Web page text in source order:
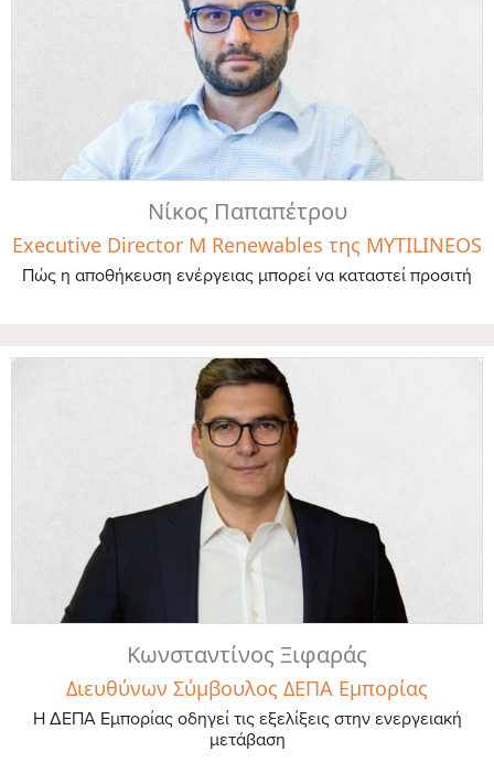
Νίκος Παπαπέτρου
Executive Director M Renewables της MYTILINEOS
Πώς η αποθήκευση ενέργειας μπορεί να καταστεί προσιτή
Κωνσταντίνος Ξιφαράς
Διευθύνων Σύμβουλος ΔΕΠΑ Εμπορίας
Η ΔΕΠΑ Εμπορίας οδηγεί τις εξελίξεις στην ενεργειακή
μετάβαση